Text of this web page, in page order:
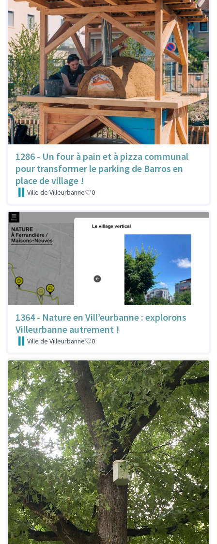
1286 - Un four à pain et à pizza communal
pour transformer le parking de Barros en
place de village !
Ville de Villeurbanne 0
1364 - Nature en Vill’eurbanne : explorons
Villeurbanne autrement !
Ville de Villeurbanne 0